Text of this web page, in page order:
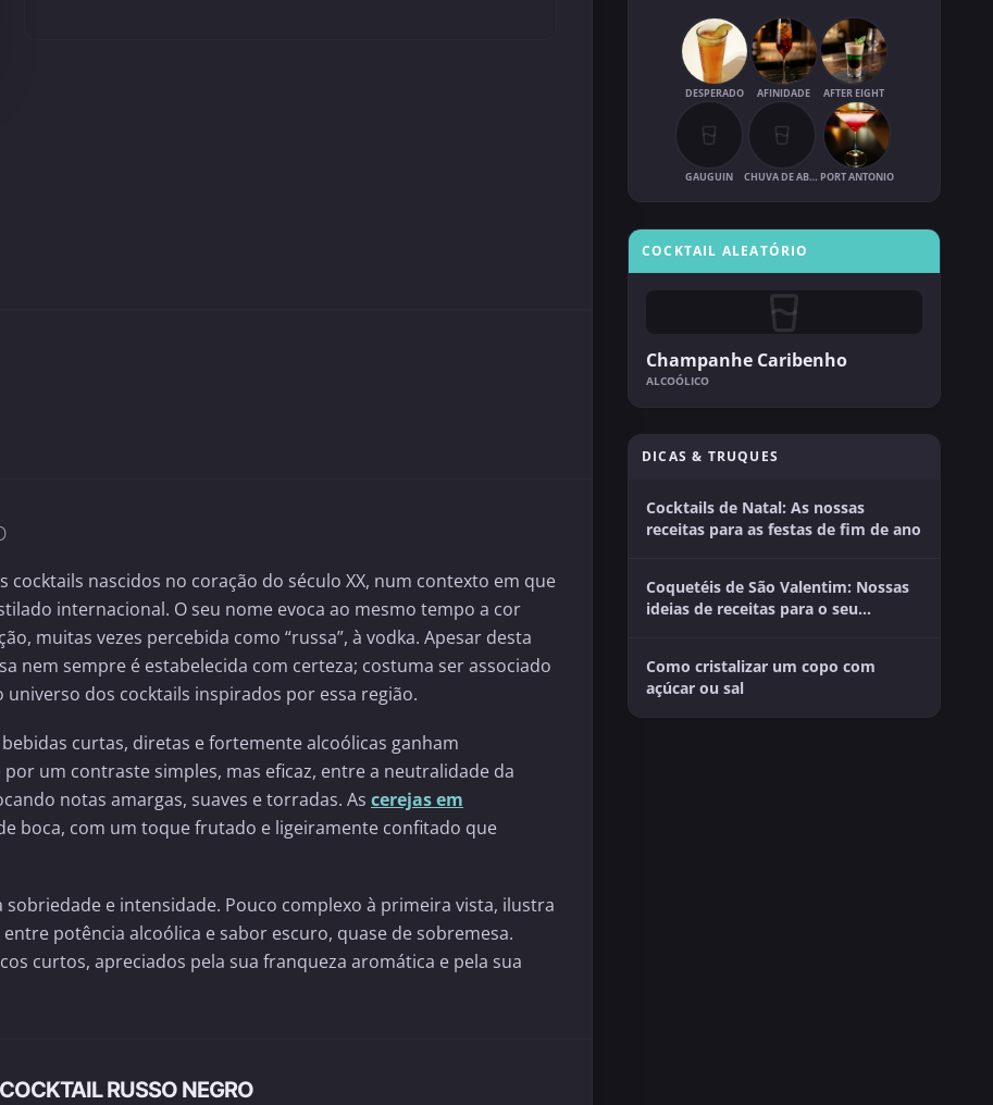
cocktails nascidos no coração do século XX, num contexto em que
internacional. O seu nome evoca ao mesmo tempo a cor
muitas vezes percebida como “russa”, à vodka. Apesar desta
nem sempre é estabelecida com certeza; costuma ser associado
dos cocktails inspirados por essa região.
curtas, diretas e fortemente alcoólicas ganham
um contraste simples, mas eficaz, entre a neutralidade da
notas amargas, suaves e torradas. As cerejas em
boca, com um toque frutado e ligeiramente confitado que
sobriedade e intensidade. Pouco complexo à primeira vista, ilustra
potência alcoólica e sabor escuro, quase de sobremesa.
curtos, apreciados pela sua franqueza aromática e pela sua
RUSSO NEGRO
DESPERADO AFINIDADE AFTER EIGHT
GAUGUIN CHUVA DE ABRIL PORT ANTONIO
COCKTAIL ALEATÓRIO
Champanhe Caribenho
ALCOÓLICO
DICAS & TRUQUES
Cocktails de Natal: As nossas
receitas para as festas de fim de ano
Coquetéis de São Valentim: Nossas
ideias de receitas para o seu
Como cristalizar um copo com
açúcar ou sal